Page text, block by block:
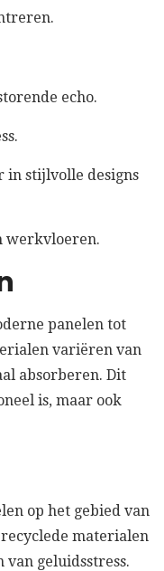
echo.
in stijlvolle designs
werkvloeren.
panelen tot
variëren van
absorberen. Dit
is, maar ook
op het gebied van
materialen
geluidsstress.